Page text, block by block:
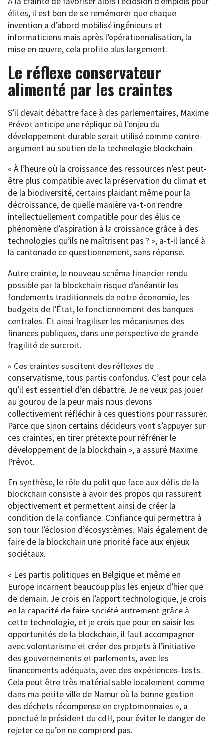
élites, il est bon de se remémorer que chaque
invention a d’abord mobilisé ingénieurs et
informaticiens mais après l’opérationnalisation, la
mise en œuvre, cela profite plus largement.
Le réflexe conservateur
alimenté par les craintes
S’il devait débattre face à des parlementaires, Maxime
Prévot anticipe une réplique où l’enjeu du
développement durable serait utilisé comme contre-
argument au soutien de la technologie blockchain.
« À l’heure où la croissance des ressources n’est peut-
être plus compatible avec la préservation du climat et
de la biodiversité, certains plaidant même pour la
décroissance, de quelle manière va-t-on rendre
intellectuellement compatible pour des élus ce
phénomène d’aspiration à la croissance grâce à des
technologies qu’ils ne maîtrisent pas ? », a-t-il lancé à
la cantonade ce questionnement, sans réponse.
Autre crainte, le nouveau schéma financier rendu
possible par la blockchain risque d’anéantir les
fondements traditionnels de notre économie, les
budgets de l’État, le fonctionnement des banques
centrales. Et ainsi fragiliser les mécanismes des
finances publiques, dans une perspective de grande
fragilité de surcroit.
« Ces craintes suscitent des réflexes de
conservatisme, tous partis confondus. C’est pour cela
qu’il est essentiel d’en débattre. Je ne veux pas jouer
au gourou de la peur mais nous devons
collectivement réfléchir à ces questions pour rassurer.
Parce que sinon certains décideurs vont s’appuyer sur
ces craintes, en tirer prétexte pour réfréner le
développement de la blockchain », a assuré Maxime
Prévot.
En synthèse, le rôle du politique face aux défis de la
blockchain consiste à avoir des propos qui rassurent
objectivement et permettent ainsi de créer la
condition de la confiance. Confiance qui permettra à
son tour l’éclosion d’écosystèmes. Mais également de
faire de la blockchain une priorité face aux enjeux
sociétaux.
« Les partis politiques en Belgique et même en
Europe incarnent beaucoup plus les enjeux d’hier que
de demain. Je crois en l’apport technologique, je crois
en la capacité de faire société autrement grâce à
cette technologie, et je crois que pour en saisir les
opportunités de la blockchain, il faut accompagner
avec volontarisme et créer des projets à l’initiative
des gouvernements et parlements, avec les
financements adéquats, avec des expériences-tests.
Cela peut être très matérialisable localement comme
dans ma petite ville de Namur où la bonne gestion
des déchets récompense en cryptomonnaies », a
ponctué le président du cdH, pour éviter le danger de
rejeter ce qu’on ne comprend pas.